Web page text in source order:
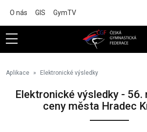
O nás GIS GymTV
Aplikace Elektronické výsledky
Elektronické výsledky - 56.
ceny města Hradec